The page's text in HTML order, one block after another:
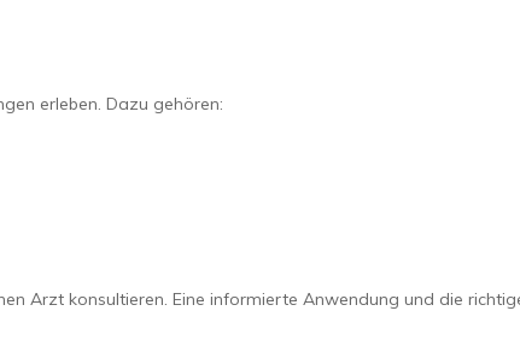
erleben. Dazu gehören:
Arzt konsultieren. Eine informierte Anwendung und die